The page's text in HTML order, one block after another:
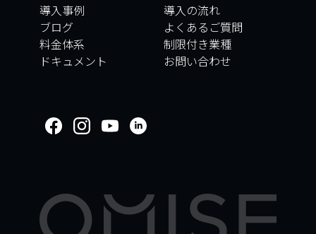
導入事例
ブログ
料金体系
ドキュメント
導入の流れ
よくあるご質問
制限付き業種
お問い合わせ
OMISE SUPPORT.
HOW CAN WE